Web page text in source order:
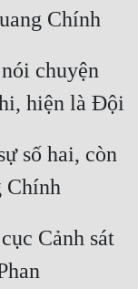
Chính
chuyện
hiện là Đội
số hai, còn
Chính
Cảnh sát